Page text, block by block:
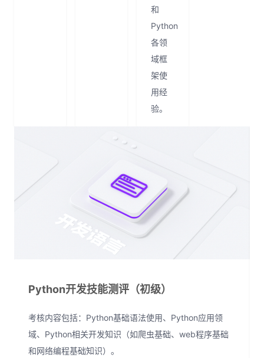
和
Python
各领
域框
架使
用经
验。
Python开发技能测评（初级）
考核内容包括：Python基础语法使用、Python应用领
域、Python相关开发知识（如爬虫基础、web程序基础
和网络编程基础知识）。